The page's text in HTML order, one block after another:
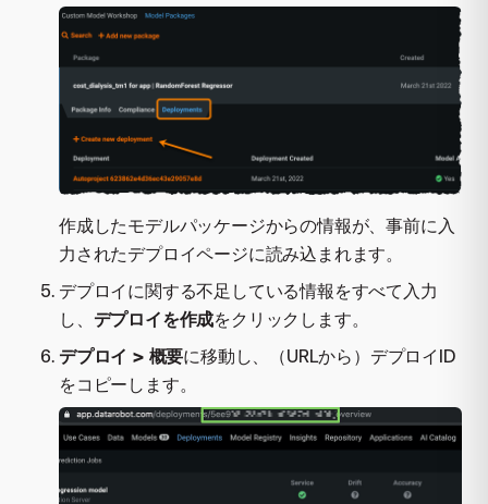
作成したモデルパッケージからの情報が、事前に入
力されたデプロイページに読み込まれます。
デプロイに関する不足している情報をすべて入力
し、 デプロイを作成をクリックします。
デプロイ > 概要に移動し、（URLから）デプロイID
をコピーします。